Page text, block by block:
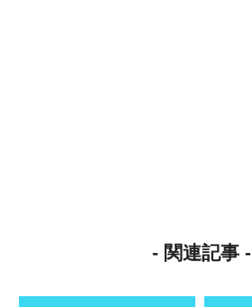
- 関連記事 -